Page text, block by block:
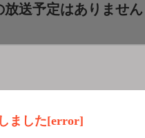
ました[error]
放送予定はありません